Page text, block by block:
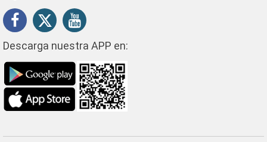
Descarga nuestra APP en: